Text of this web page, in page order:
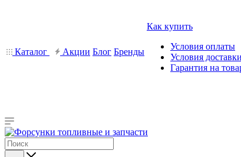
Каталог Акции Блог Бренды
Как купить
Условия оплаты
Условия доставки
Гарантия на